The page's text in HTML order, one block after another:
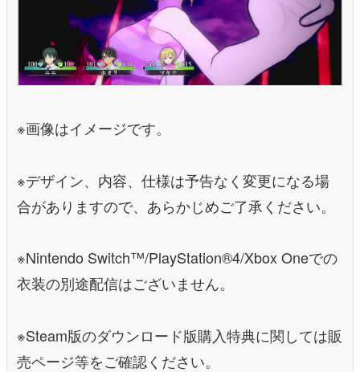
※画像はイメージです。
※デザイン、内容、仕様は予告なく変更になる場
合がありますので、あらかじめご了承ください。
※Nintendo Switch™/PlayStation®4/Xbox Oneでの
衣装の別途配信はございません。
※Steam版のダウンロード版購入特典に関しては販
売ページ等をご確認ください。